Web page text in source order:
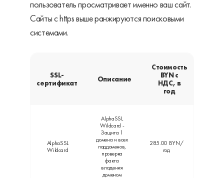
пользователь просматривает именно ваш сайт.
Сайты с https выше ранжируются поисковыми
системами.
SSL-
сертификат
Описание
Стоимость
BYN с
НДС, в
год
AlphaSSL
Wildcard
AlphaSSL
Wildcard -
Защита 1
домена и всех
поддоменов,
проверка
факта
владения
доменом
285.00 BYN/
год